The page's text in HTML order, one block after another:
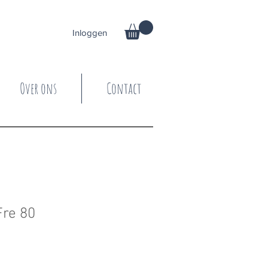
Inloggen
Over ons Contact
80